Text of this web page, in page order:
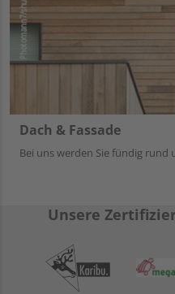
Dach & Fassade
Bei uns werden Sie fündig rund
Unsere